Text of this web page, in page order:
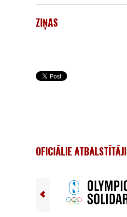
ZIŅAS
OFICIĀLIE ATBALSTĪTĀJI